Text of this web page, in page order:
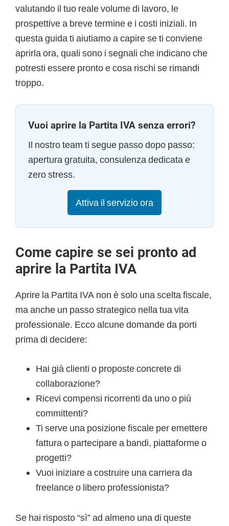
valutando il tuo reale volume di lavoro, le
prospettive a breve termine e i costi iniziali. In
questa guida ti aiutiamo a capire se ti conviene
aprirla ora, quali sono i segnali che indicano che
potresti essere pronto e cosa rischi se rimandi
troppo.
Vuoi aprire la Partita IVA senza errori?
Il nostro team ti segue passo dopo passo:
apertura gratuita, consulenza dedicata e
zero stress.
Attiva il servizio ora
Come capire se sei pronto ad
aprire la Partita IVA
Aprire la Partita IVA non è solo una scelta fiscale,
ma anche un passo strategico nella tua vita
professionale. Ecco alcune domande da porti
prima di decidere:
Hai già clienti o proposte concrete di
collaborazione?
Ricevi compensi ricorrenti da uno o più
committenti?
Ti serve una posizione fiscale per emettere
fattura o partecipare a bandi, piattaforme o
progetti?
Vuoi iniziare a costruire una carriera da
freelance o libero professionista?
Se hai risposto “sì” ad almeno una di queste